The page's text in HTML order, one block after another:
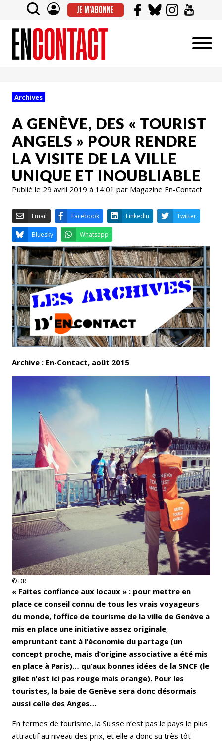
JE M'ABONNE
Archives
A GENÈVE, DES « TOURIST
ANGELS » POUR RENDRE
LA VISITE DE LA VILLE
UNIQUE ET INOUBLIABLE
Publié le 29 avril 2019 à 14:01 par Magazine En-Contact
Email Facebook LinkedIn
Bluesky Whatsapp
Archive : En-Contact, août 2015
© DR
« Faites confiance aux locaux » : pour mettre en
place ce conseil connu de tous les vrais voyageurs
du monde, l’office de tourisme de la ville de Genève a
mis en place une initiative assez originale,
empruntant tant à l’économie du partage (un
concept proche, mais d’origine associative a été mis
en place à Paris)… qu’aux bonnes idées de la SNCF (le
gilet n’est ici pas rouge mais orange). Pour les
touristes, la baie de Genève sera donc désormais
aussi celle des Anges…
En termes de tourisme, la Suisse n’est pas le pays le plus
attractif au niveau des prix, et elle a donc su très tôt